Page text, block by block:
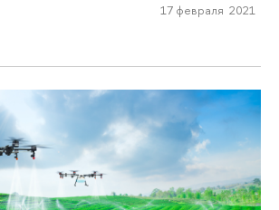
17 февраля 2021